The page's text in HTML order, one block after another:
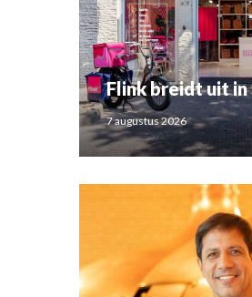
Flink breidt uit
7 augustus 2026